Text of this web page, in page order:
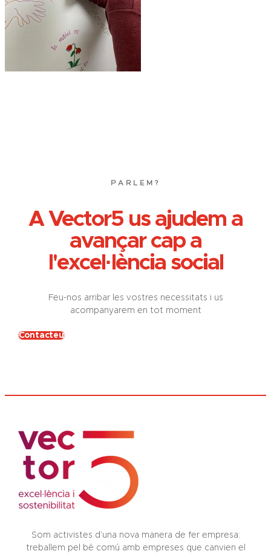
PARLEM?
A Vector5 us ajudem a
avançar cap a
l'excel·lència social
Feu-nos arribar les vostres necessitats i us
acompanyarem en tot moment
Contacteu
Som activistes d’una nova manera de fer empresa:
treballem pel bé comú amb empreses que canvien el